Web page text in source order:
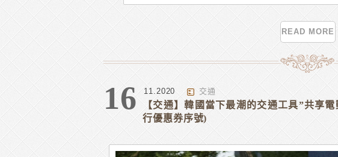
READ MORE
16 11.2020 交通
【交通】韓國當下最潮的交通工具”共享
行優惠券序號)